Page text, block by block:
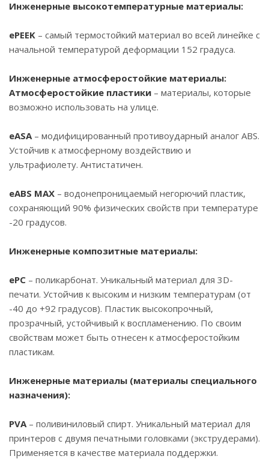
Инженерные высокотемпературные материалы:
ePEEK – самый термостойкий материал во всей линейке с
начальной температурой деформации 152 градуса.
Инженерные атмосферостойкие материалы:
Атмосферостойкие пластики – материалы, которые
возможно использовать на улице.
eASA – модифицированный противоударный аналог ABS.
Устойчив к атмосферному воздействию и
ультрафиолету. Антистатичен.
eABS MAX – водонепроницаемый негорючий пластик,
сохраняющий 90% физических свойств при температуре
-20 градусов.
Инженерные композитные материалы:
ePC – поликарбонат. Уникальный материал для 3D-
печати. Устойчив к высоким и низким температурам (от
-40 до +92 градусов). Пластик высокопрочный,
прозрачный, устойчивый к воспламенению. По своим
свойствам может быть отнесен к атмосферостойким
пластикам.
Инженерные материалы (материалы специального
назначения):
PVA – поливиниловый спирт. Уникальный материал для
принтеров с двумя печатными головками (экструдерами).
Применяется в качестве материала поддержки.